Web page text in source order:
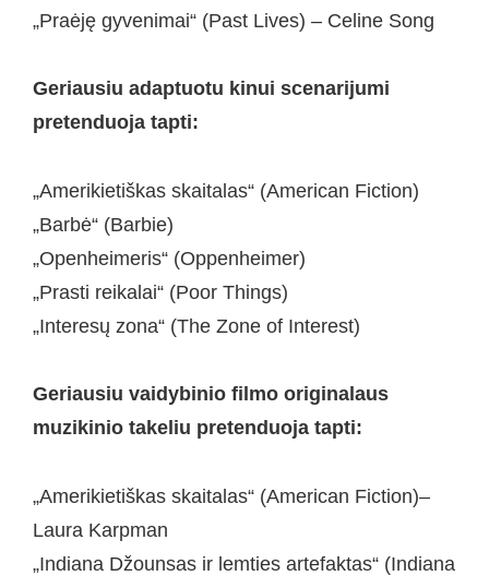
„Praėję gyvenimai“ (Past Lives) – Celine Song
Geriausiu adaptuotu kinui scenarijumi
pretenduoja tapti:
„Amerikietiškas skaitalas“ (American Fiction)
„Barbė“ (Barbie)
„Openheimeris“ (Oppenheimer)
„Prasti reikalai“ (Poor Things)
„Interesų zona“ (The Zone of Interest)
Geriausiu vaidybinio filmo originalaus
muzikinio takeliu pretenduoja tapti:
„Amerikietiškas skaitalas“ (American Fiction)–
Laura Karpman
„Indiana Džounsas ir lemties artefaktas“ (Indiana